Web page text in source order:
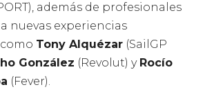
además de profesionales
nuevas experiencias
Tony Alquézar(SailGP
González (Revolut) y Rocío
(Fever).